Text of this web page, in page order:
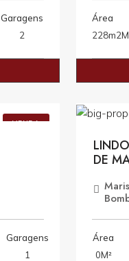
Garagens
2
Área
VENDA
Garagens
1
DE
Área
0M²